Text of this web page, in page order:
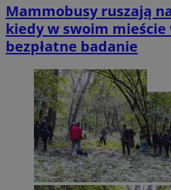
Mammobusy ruszają
kiedy w swoim mieście
bezpłatne badanie